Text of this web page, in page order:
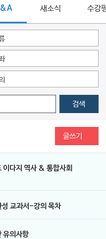
새소식 수강
검색
글쓰기
다지 역사 & 통합사회
교과서-강의 목차
유의사항